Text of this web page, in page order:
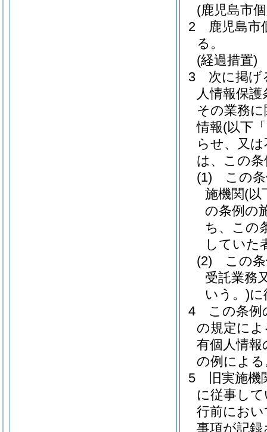
(鹿児島市
2
鹿児島市
る。
(経過措置)
3
次に掲げ
人情報保護
その業務
情報(以下
らせ、又
は、この
(1)
この
施機関(以
の条例の
ち、この
していた
(2)
この
受託業務
いう。)に
4
この条例
の規定に
有個人情
の例による
5
旧実施
に従事し
行前にお
事項が記録